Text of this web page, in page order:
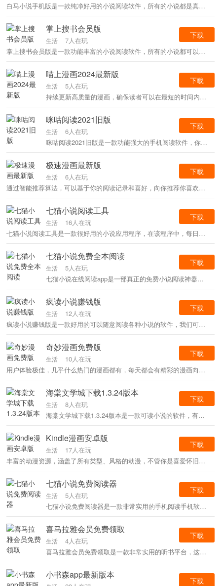
白马小说手机版是一款纯净好用的小说阅读软件，所有的小说都是真正的资源缓存各种类型的免费小说，不同的版块查看精彩的新内容，小说都有明确的分类主题也很丰富夜景模式更适合受众确保顺利阅读。
掌上搜书会员版
生活
7人在玩
掌上搜书会员版是一款功能丰富的小说阅读软件，所有的小说都可以在网上免费阅读不同主题的小说可以直接免费阅读，搜索收集了大量高质量的小说内容供您阅读，自定义阅读设置人性化的布局让你感觉直观。
下载
喵上漫画2024最新版
生活
5人在玩
持续更新高质量的漫画，确保读者可以在最短的时间内看到最新的漫画，紧跟业界潮流，不会错过任何一期的精彩内容，也能在此发现更多好友，大家在此共同观看共享。
下载
咪咕阅读2021旧版
生活
6人在玩
咪咕阅读2021旧版是一款功能强大的手机阅读软件，你可以阅读很多新颖的内容，涵盖的新颖类型和主题也非常丰富，你可以想到这里都支持，也可以导入本地的小说内容进行阅读。
下载
极速漫画最新版
生活
6人在玩
通过智能推荐算法，可以基于你的阅读记录和喜好，向你推荐你喜欢的漫画，这样你就不用再费心费力地去找你喜欢的漫画了，最全的漫画库，每天都有更新提示。
下载
七猫小说阅读工具
生活
16人在玩
七猫小说阅读工具是一款很好用的小说应用程序，在该程序中，每日都会更新更新，让玩家随时都能看到最新的内容，玩家可以在线自由阅读，也可以对全部的小说进行缓存。
下载
七猫小说免费全本阅读
生活
5人在玩
七猫小说在线阅读app是一部真正的免费小说阅读神器。七猫免费阅读小说APP拥有大量的小说资源，可以自定义阅读，阅读获得红包奖励，邀请好友获得现金奖励等功能。七猫免费小说下载汇集了大量高质量的精品免费小说，使用户可以享受阅读免费小说的乐趣。
下载
疯读小说赚钱版
生活
12人在玩
疯读小说赚钱版是一款好用的可以随意阅读各种小说的软件，我们可以在这里看到很多类型的小说任何你喜欢的都能自由的在这里阅读我们喜欢的，非常的方便阅读环境很棒。
下载
奇妙漫画免费版
生活
10人在玩
用户体验极佳，几乎什么热门的漫画都有，每天都会有精彩的漫画向你推荐，你可以在这里看完整的画面，可以在线看最火的视频，并且每天都有更新。
下载
海棠文学城下载1.3.24版本
生活
8人在玩
海棠文学城下载1.3.24版本是一款可读小说的软件，有很多有趣的小说要选出来读，它们都是免费的，大多数与阅读相关的物品都不收费，所有功能都可以直接使用，可供用户开启非常多好用的功能。
下载
Kindle漫画安卓版
生活
17人在玩
丰富的动漫资源，涵盖了所有类型、风格的动漫，不管你是喜爱怀旧的经典，或是当下的潮流，你都可以在这里找到你想要的东西，快来看看吧。
下载
七猫小说免费阅读器
生活
5人在玩
七猫小说免费阅读器是一款非常实用的手机阅读手机软件，包含大量新颖的资源，还支持用户通过语音听书，帮助用户随时释放眼睛，更轻松地听书、看书，还支持阅读模式的自由切换。
下载
喜马拉雅会员免费领取
生活
4人在玩
喜马拉雅会员免费领取是一款非常实用的听书平台，这里收录了海量的文学作品，用户可以在这里进行阅读，同时也可以进行听书模式，解放自己的眼睛。
下载
小书森app最新版本
下载